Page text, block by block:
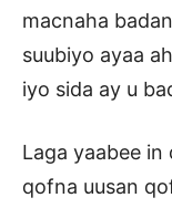
macnaha
suubiyo ayaa
iyo sida ay u
Laga yaabee
qofna uusan